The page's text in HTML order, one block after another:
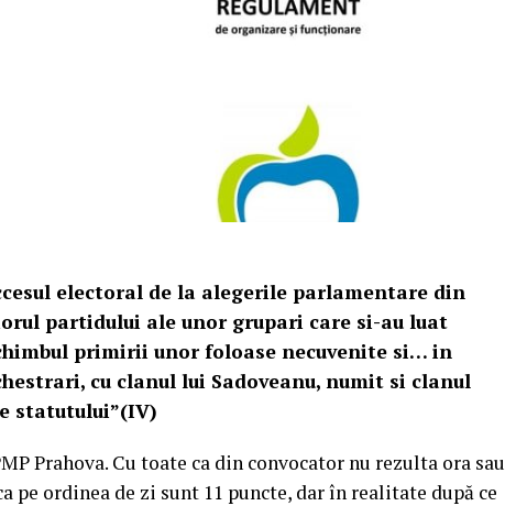
electoral de la alegerile parlamentare din
partidului ale unor grupari care si-au luat
primirii unor foloase necuvenite si… in
cu clanul lui Sadoveanu, numit si clanul
statutului”(IV)
Prahova. Cu toate ca din convocator nu rezulta ora sau
pe ordinea de zi sunt 11 puncte, dar în realitate după ce